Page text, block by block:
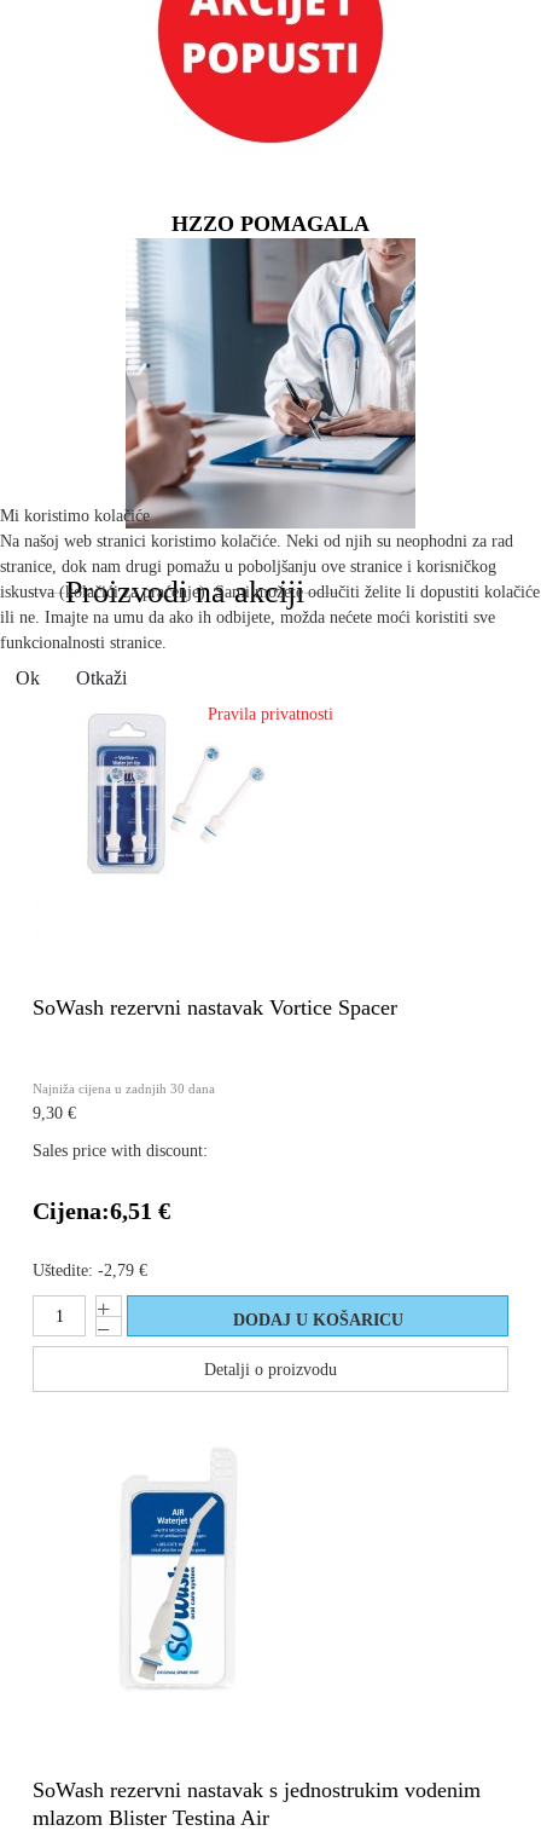
HZZO POMAGALA
Proizvodi na akciji
SoWash rezervni nastavak Vortice Spacer
Najniža cijena u zadnjih 30 dana
9,30 €
Sales price with discount:
Cijena:6,51 €
Uštedite: -2,79 €
Detalji o proizvodu
SoWash rezervni nastavak s jednostrukim vodenim
mlazom Blister Testina Air
Mi koristimo kolačiće
Na našoj web stranici koristimo kolačiće. Neki od njih su neophodni za rad
stranice, dok nam drugi pomažu u poboljšanju ove stranice i korisničkog
iskustva (kolačići za praćenje). Sami možete odlučiti želite li dopustiti kolačiće
ili ne. Imajte na umu da ako ih odbijete, možda nećete moći koristiti sve
funkcionalnosti stranice.
Ok Otkaži
Pravila privatnosti